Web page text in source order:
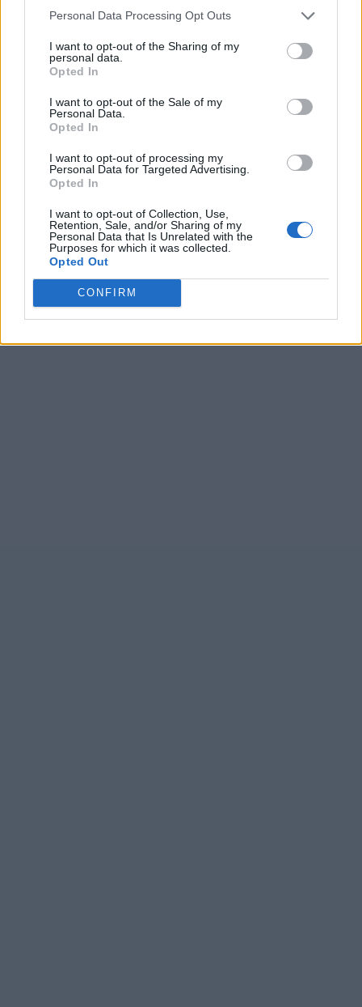
Personal Data Processing Opt Outs
I want to opt-out of the Sharing of my
personal data.
Opted In
I want to opt-out of the Sale of my
Personal Data.
Opted In
I want to opt-out of processing my
Personal Data for Targeted Advertising.
Opted In
I want to opt-out of Collection, Use,
Retention, Sale, and/or Sharing of my
Personal Data that Is Unrelated with the
Purposes for which it was collected.
Opted Out
CONFIRM